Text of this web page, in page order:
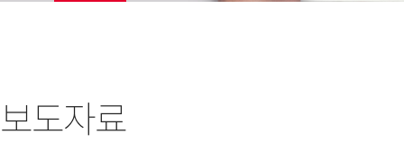
편리하게
한 곳에 모아 확인 할 수 있습니다.
보도자료